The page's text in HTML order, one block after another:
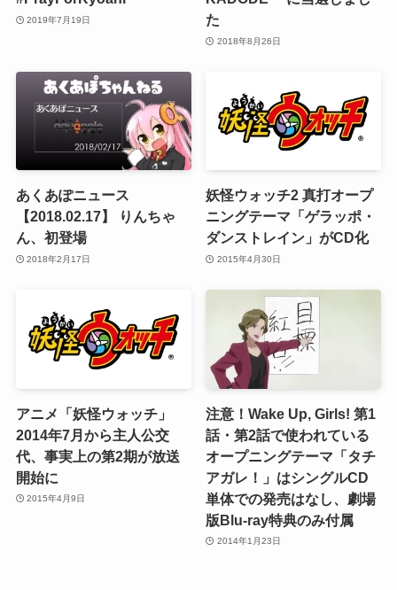
2019年7月19日
た
2018年8月26日
あくあぽニュース
【2018.02.17】 りんちゃ
ん、初登場
2018年2月17日
妖怪ウォッチ2 真打オープ
ニングテーマ「ゲラッポ・
ダンストレイン」がCD化
2015年4月30日
アニメ「妖怪ウォッチ」
2014年7月から主人公交
代、事実上の第2期が放送
開始に
2015年4月9日
注意！Wake Up, Girls! 第1
話・第2話で使われている
オープニングテーマ「タチ
アガレ！」はシングルCD
単体での発売はなし、劇場
版Blu-ray特典のみ付属
2014年1月23日